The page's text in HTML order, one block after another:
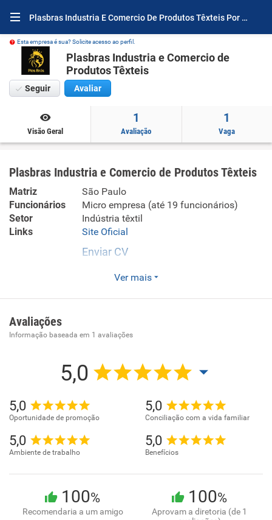
Plasbras Industria E Comercio De Produtos Têxteis Por Dentro
Esta empresa é sua? Solicite acesso ao perfil.
Plasbras Industria e Comercio de
Produtos Têxteis
Seguir Avaliar
Visão Geral
1
Avaliação
1
Vaga
Plasbras Industria e Comercio de Produtos Têxteis
Matriz
São Paulo
Funcionários
Micro empresa (até 19 funcionários)
Setor
Indústria têxtil
Links
Site Oficial
Enviar CV
A empresa Plasbras , está localizada na cidade São Paulo
Atacadista de Produtos Têxteis.
Ver mais
Avaliações
Informação baseada em 1 avaliações
5,0
5,0
Oportunidade de promoção
5,0
Conciliação com a vida familiar
5,0
Ambiente de trabalho
5,0
Benefícios
100%
Recomendaria a um amigo
100%
Aprovam a diretoria (de 1